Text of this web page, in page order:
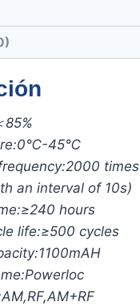
85%
0℃-45℃
2000 times
an interval of 10s)
≥240 hours
life:≥500 cycles
1100mAH
Powerloc
AM,RF,AM+RF